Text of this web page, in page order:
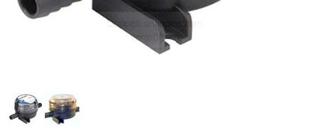
Doppelt antippen zum
vergrößern